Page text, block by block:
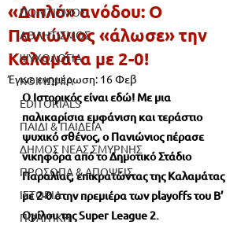
ΠΟΛΙΤΙΣΜΟΣ
ΑΘΛΗΤΙΣΜΟΣ
ΨΥΧΟΛΟΓΙΑ
ΚΟΙΝΩΝΙΑ
EDITORIALS
ΠΑΙΔΙ & ΠΑΙΔΕΙΑ
ΔΗΜΟΣ ΝΕΑΣ ΣΜΥΡΝΗΣ
ΠΡΟΣΩΠΑ & ΑΠΟΨΕΙΣ
ΙΣΤΟΡΙΑ
ΠΟΛΙΤΙΚΗ
«Διπλό» ανόδου: Ο
Πανιώνιος «άλωσε» την
Καλαμάτα με 2-0!
Έγινε ενημέρωση: 16 Φεβ
Ο Ιστορικός είναι εδώ! Με μια
παλικαρίσια εμφάνιση και τεράστιο
ψυχικό σθένος, ο Πανιώνιος πέρασε
νικηφόρα από το Δημοτικό Στάδιο
Παραλίας, επικρατώντας της Καλαμάτας
με 2-0 στην πρεμιέρα των playoffs του Β’
Ομίλου της Super League 2.